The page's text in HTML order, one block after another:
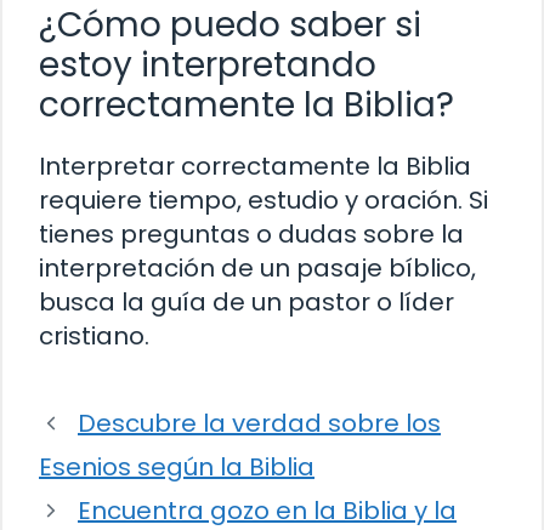
¿Cómo puedo saber si
estoy interpretando
correctamente la Biblia?
Interpretar correctamente la Biblia
requiere tiempo, estudio y oración. Si
tienes preguntas o dudas sobre la
interpretación de un pasaje bíblico,
busca la guía de un pastor o líder
cristiano.
Descubre la verdad sobre los
Esenios según la Biblia
Encuentra gozo en la Biblia y la